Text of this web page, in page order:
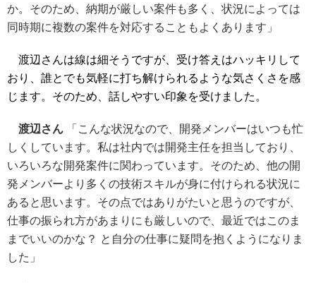
か。そのため、納期が厳しい案件も多く、状況によっては
同時期に複数の案件を対応することもよくあります」
渡辺さんは線は細そうですが、受け答えはハッキリして
おり、誰とでも気軽に打ち解けられるような気さくさを感
じます。そのため、話しやすい印象を受けました。
渡辺さん 「こんな状況なので、開発メンバーはいつも忙
しくしています。私は社内では開発主任を担当しており、
いろいろな開発案件に関わっています。そのため、他の開
発メンバーより多くの技術スキルが身に付けられる状況に
あると思います。その点ではありがたいと思うのですが、
仕事の振られ方があまりにも厳しいので、最近ではこのま
までいいのかな？ と自分の仕事に疑問を抱くようになりま
した」